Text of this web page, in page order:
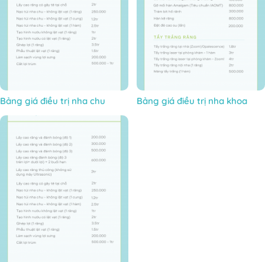
Bảng giá điều trị nha chu Bảng giá điều trị nha khoa